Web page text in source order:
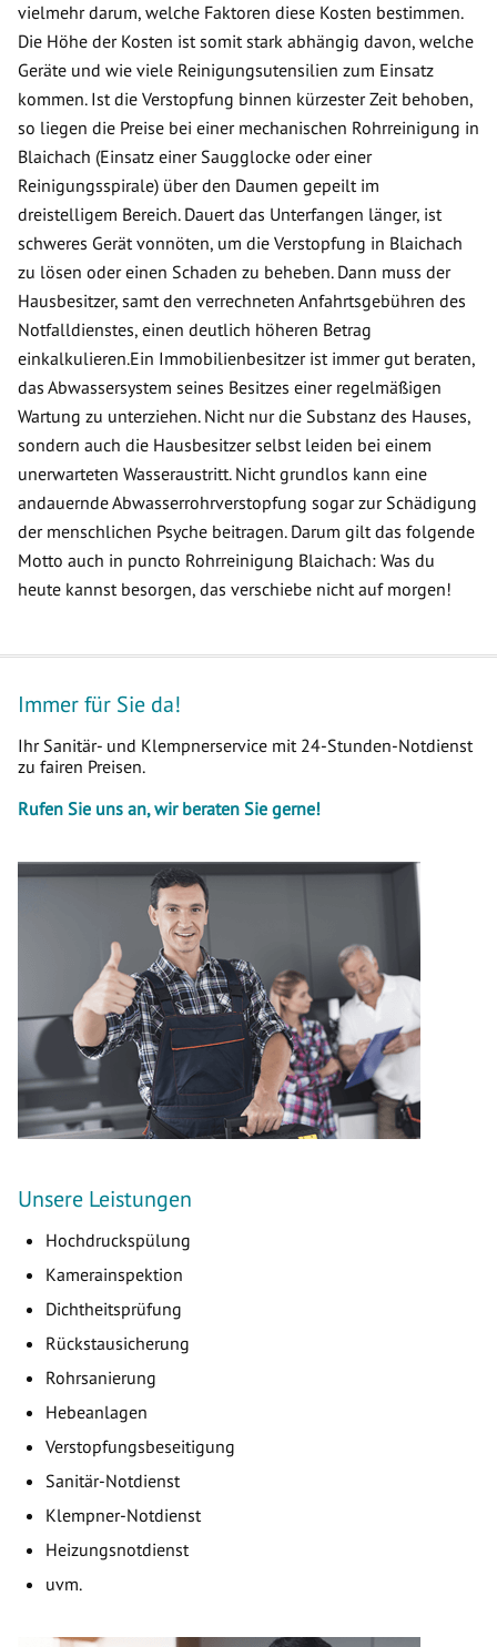
vielmehr darum, welche Faktoren diese Kosten bestimmen.
Die Höhe der Kosten ist somit stark abhängig davon, welche
Geräte und wie viele Reinigungsutensilien zum Einsatz
kommen. Ist die Verstopfung binnen kürzester Zeit behoben,
so liegen die Preise bei einer mechanischen Rohrreinigung in
Blaichach (Einsatz einer Saugglocke oder einer
Reinigungsspirale) über den Daumen gepeilt im
dreistelligem Bereich. Dauert das Unterfangen länger, ist
schweres Gerät vonnöten, um die Verstopfung in Blaichach
zu lösen oder einen Schaden zu beheben. Dann muss der
Hausbesitzer, samt den verrechneten Anfahrtsgebühren des
Notfalldienstes, einen deutlich höheren Betrag
einkalkulieren.Ein Immobilienbesitzer ist immer gut beraten,
das Abwassersystem seines Besitzes einer regelmäßigen
Wartung zu unterziehen. Nicht nur die Substanz des Hauses,
sondern auch die Hausbesitzer selbst leiden bei einem
unerwarteten Wasseraustritt. Nicht grundlos kann eine
andauernde Abwasserrohrverstopfung sogar zur Schädigung
der menschlichen Psyche beitragen. Darum gilt das folgende
Motto auch in puncto Rohrreinigung Blaichach: Was du
heute kannst besorgen, das verschiebe nicht auf morgen!
Immer für Sie da!
Ihr Sanitär- und Klempnerservice mit 24-Stunden-Notdienst
zu fairen Preisen.
Rufen Sie uns an, wir beraten Sie gerne!
Unsere Leistungen
Hochdruckspülung
Kamerainspektion
Dichtheitsprüfung
Rückstausicherung
Rohrsanierung
Hebeanlagen
Verstopfungsbeseitigung
Sanitär-Notdienst
Klempner-Notdienst
Heizungsnotdienst
uvm.